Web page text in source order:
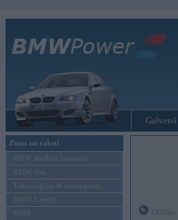
Galvenā
Ziņas un raksti
BMW modeļu jaunumi
BMW testi
Tehnoloģijas & sasniegumi
BMW Latvijā
MINI